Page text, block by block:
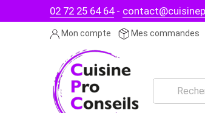
02 72 25 64 64-
Mon compte Mes commandes